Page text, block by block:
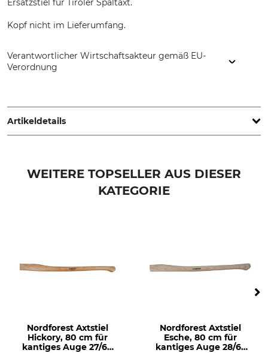
Ersatzstiel für Tiroler Spaltaxt.
Kopf nicht im Lieferumfang.
Verantwortlicher Wirtschaftsakteur gemäß EU-
Verordnung
GmbH, Zellach 4, 9413 Frantschach-St. Gertraud, Austria,
www.mueller-hammerwerk.at
Artikeldetails
Holzart
WEITERE TOPSELLER AUS DIESER
KATEGORIE
Nordforest Axtstiel
Hickory, 80 cm für
kantiges Auge 27/60
Nordforest Axtstiel
Esche, 80 cm für
kantiges Auge 28/65